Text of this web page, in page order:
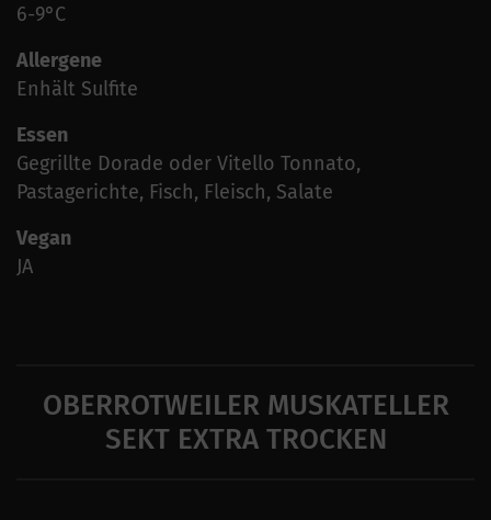
6-9°C
Allergene
Enhält Sulfite
Essen
Gegrillte Dorade oder Vitello Tonnato,
Pastagerichte, Fisch, Fleisch, Salate
Vegan
JA
OBERROTWEILER MUSKATELLER
SEKT EXTRA TROCKEN